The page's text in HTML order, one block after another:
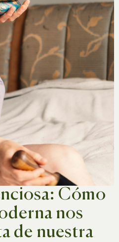
Cómo
nos
de nuestra